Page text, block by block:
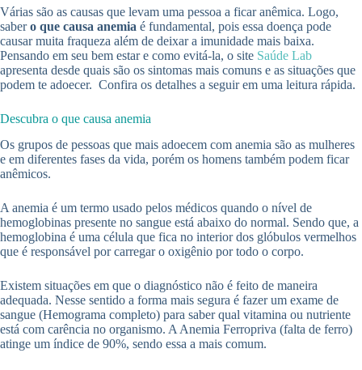
Várias são as causas que levam uma pessoa a ficar anêmica. Logo,
sabero que causa anemia é fundamental, pois essa doença pode
causar muita fraqueza além de deixar a imunidade mais baixa.
Pensando em seu bem estar e como evitá-la, o site Saúde Lab
apresenta desde quais são os sintomas mais comuns e as situações que
podem te adoecer. Confira os detalhes a seguir em uma leitura rápida.
Descubra o que causa anemia
Os grupos de pessoas que mais adoecem com anemia são as mulheres
e em diferentes fases da vida, porém os homens também podem ficar
anêmicos.
A anemia é um termo usado pelos médicos quando o nível de
hemoglobinas presente no sangue está abaixo do normal. Sendo que, a
hemoglobina é uma célula que fica no interior dos glóbulos vermelhos
que é responsável por carregar o oxigênio por todo o corpo.
Existem situações em que o diagnóstico não é feito de maneira
adequada. Nesse sentido a forma mais segura é fazer um exame de
sangue (Hemograma completo) para saber qual vitamina ou nutriente
está com carência no organismo. A Anemia Ferropriva (falta de ferro)
atinge um índice de 90%, sendo essa a mais comum.